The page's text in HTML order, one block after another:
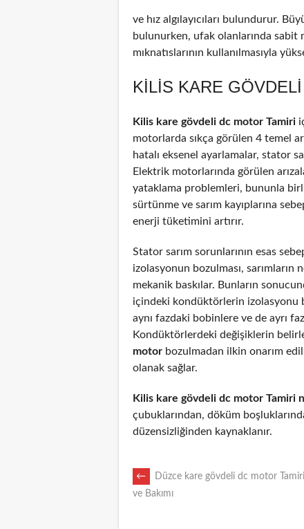
ve hız algılayıcıları bulundurur.
bulunurken, ufak olanlarında sabit
mıknatıslarının kullanılmasıyla
KILIS KARE
Kilis kare gövdeli dc motor Tamiri
motorlarda sıkça görülen 4 temel
hatalı eksenel ayarlamalar, stator
Elektrik motorlarında görülen
yataklama problemleri, bununla
sürtünme ve sarım kayıplarına
enerji tüketimini artırır.
Stator sarım sorunlarının esas
izolasyonun bozulması, sarımların
mekanik baskılar. Bunların
içindeki kondüktörlerin izolasyonu
aynı fazdaki bobinlere ve de ayrı
Kondüktörlerdeki değişiklerin
motor bozulmadan ilkin onarım
olanak sağlar.
Kilis kare gövdeli dc motor Tamiri
çubuklarından, döküm
düzensizliğinden kaynaklanır.
POST
←
Düzce kare gövdeli dc motor Tamiri,
ve Bakımı